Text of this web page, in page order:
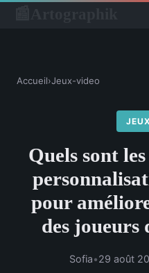
Accueil›Jeux-video
Quels sont
pour
des joueurs
Sofia•29 août